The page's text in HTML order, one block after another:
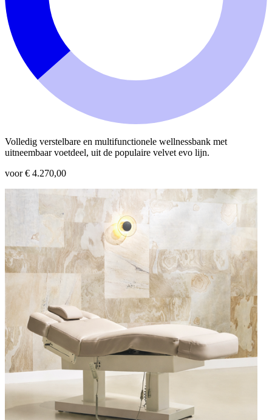
Volledig verstelbare en multifunctionele wellnessbank met
uitneembaar voetdeel, uit de populaire velvet evo lijn.
voor € 4.270,00